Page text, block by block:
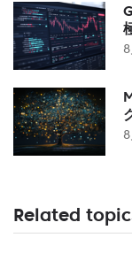
Related